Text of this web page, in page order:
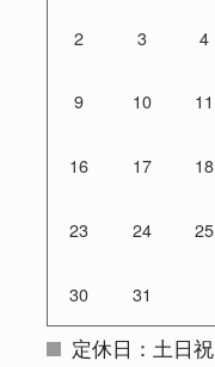
2 3 4
9 10 11
16 17 18
23 24 25
30 31
定休日：土日祝